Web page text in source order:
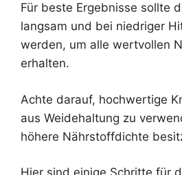
Für beste Ergebnisse sollte
langsam und bei niedriger
werden, um alle wertvollen
erhalten.
Achte darauf, hochwertige
aus Weidehaltung zu
höhere Nährstoffdichte